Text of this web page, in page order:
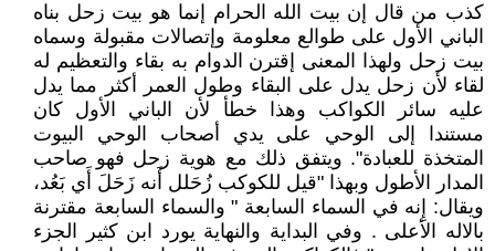
كذب من قال إن بيت الله الحرام إنما هو بيت زحل بناه
الباني الأول على طوالع معلومة وإتصالات مقبولة وسماه
بيت زحل ولهذا المعنى إقترن الدوام به بقاء والتعظيم له
لقاء لأن زحل يدل على البقاء وطول العمر أكثر مما يدل
عليه سائر الكواكب وهذا خطأ لأن الباني الأول كان
مستندا إلى الوحي على يدي أصحاب الوحي البيوت
المتخذة للعبادة". ويتفق ذلك مع هوية زحل فهو صاحب
المدار الأطول وبهذا "قيل للكوكب زُحَلل أَنه زَحَلَ أَي بَعُد،
ويقال: إِنه في السماء السابعة " والسماء السابعة مقترنة
بالاله الأعلى . وفي البداية والنهاية يورد ابن كثير الجزء